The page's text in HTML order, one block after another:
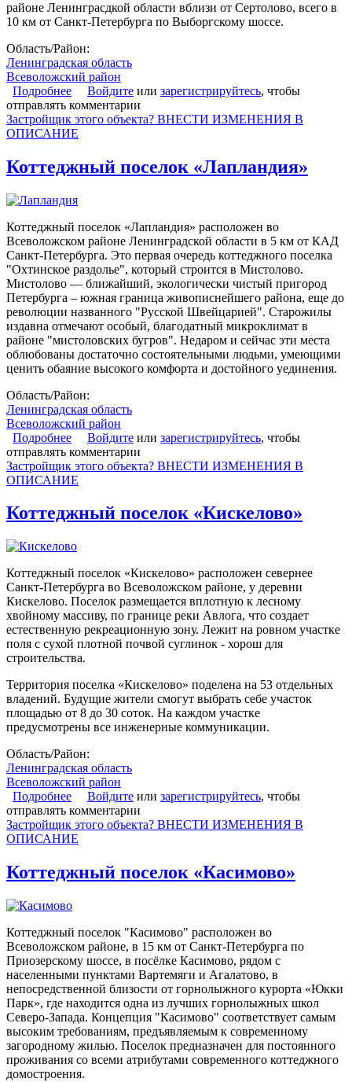
районе Ленинграсдкой области вблизи от Сертолово, всего в
10 км от Санкт-Петербурга по Выборгскому шоссе.
Область/Район:
Ленинградская область
Всеволожский район
Подробнее о Коттеджный поселок «Медное»
Войдите или зарегистрируйтесь, чтобы
отправлять комментарии
Застройщик этого объекта? ВНЕСТИ ИЗМЕНЕНИЯ В
ОПИСАНИЕ
Коттеджный поселок «Лапландия»
Коттеджный поселок «Лапландия» расположен во
Всеволожском районе Ленинградской области в 5 км от КАД
Санкт-Петербурга. Это первая очередь коттеджного поселка
"Охтинское раздолье", который строится в Мистолово.
Мистолово — ближайший, экологически чистый пригород
Петербурга – южная граница живописнейшего района, еще до
революции названного "Русской Швейцарией". Старожилы
издавна отмечают особый, благодатный микроклимат в
районе "мистоловских бугров". Недаром и сейчас эти места
облюбованы достаточно состоятельными людьми, умеющими
ценить обаяние высокого комфорта и достойного уединения.
Область/Район:
Ленинградская область
Всеволожский район
Подробнее о Коттеджный поселок «Лапландия»
Войдите или зарегистрируйтесь, чтобы
отправлять комментарии
Застройщик этого объекта? ВНЕСТИ ИЗМЕНЕНИЯ В
ОПИСАНИЕ
Коттеджный поселок «Кискелово»
Коттеджный поселок «Кискелово» расположен севернее
Санкт-Петербурга во Всеволожском районе, у деревни
Кискелово. Поселок размещается вплотную к лесному
хвойному массиву, по границе реки Авлога, что создает
естественную рекреационную зону. Лежит на ровном участке
поля с сухой плотной почвой суглинок - хорош для
строительства.
Территория поселка «Кискелово» поделена на 53 отдельных
владений. Будущие жители смогут выбрать себе участок
площадью от 8 до 30 соток. На каждом участке
предусмотрены все инженерные коммуникации.
Область/Район:
Ленинградская область
Всеволожский район
Подробнее о Коттеджный поселок «Кискелово»
Войдите или зарегистрируйтесь, чтобы
отправлять комментарии
Застройщик этого объекта? ВНЕСТИ ИЗМЕНЕНИЯ В
ОПИСАНИЕ
Коттеджный поселок «Касимово»
Коттеджный поселок "Касимово" расположен во
Всеволожском районе, в 15 км от Санкт-Петербурга по
Приозерскому шоссе, в посёлке Касимово, рядом с
населенными пунктами Вартемяги и Агалатово, в
непосредственной близости от горнолыжного курорта «Юкки
Парк», где находится одна из лучших горнолыжных школ
Северо-Запада. Концепция "Касимово" соответствует самым
высоким требованиям, предъявляемым к современному
загородному жилью. Поселок предназначен для постоянного
проживания со всеми атрибутами современного коттеджного
домостроения.